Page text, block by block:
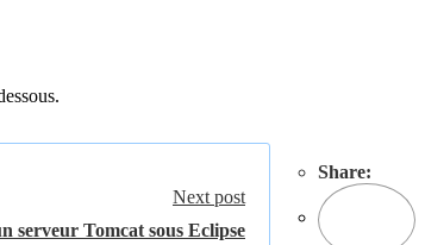
Share:
Next post
serveur Tomcat sous Eclipse